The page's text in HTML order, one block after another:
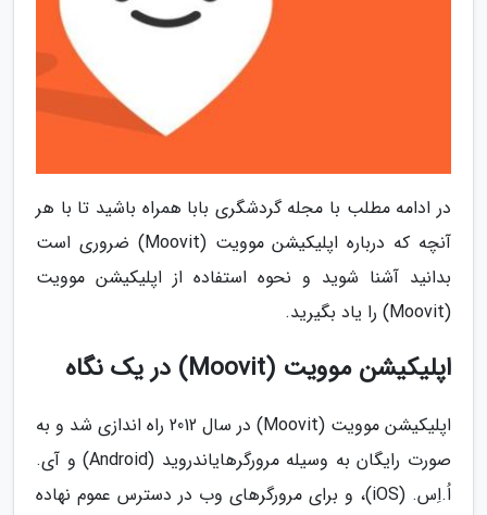
در ادامه مطلب با مجله گردشگری بابا همراه باشید تا با هر
آنچه که درباره اپلیکیشن موویت (Moovit) ضروری است
بدانید آشنا شوید و نحوه استفاده از اپلیکیشن موویت
(Moovit) را یاد بگیرید.
اپلیکیشن موویت (Moovit) در یک نگاه
اپلیکیشن موویت (Moovit) در سال 2012 راه اندازی شد و به
صورت رایگان به وسیله مرورگرهایاندروید (Android) و آی.
اُ.اِس. (iOS)، و برای مرورگرهای وب در دسترس عموم نهاده